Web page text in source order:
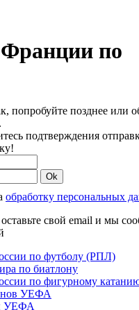
по
попробуйте позднее или
подтверждения
Ok
обработку персональных
свой email и мы
по футболу (РПЛ)
по биатлону
по фигурному
УЕФА
УЕФА